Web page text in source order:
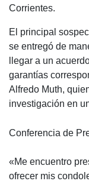
Corrientes.
El principal
se entregó de
llegar a un
garantías
Alfredo Muth,
investigación en
Conferencia de
«Me encuentro
ofrecer mis